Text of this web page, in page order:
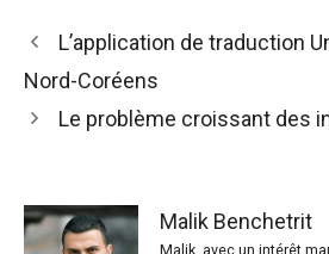
L’application de traduction
Nord-Coréens
Le problème croissant des
Malik Benchetrit
Malik, avec un intérêt